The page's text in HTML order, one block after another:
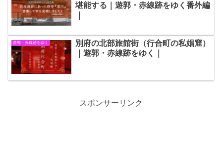
堪能する｜遊郭・赤線跡をゆく番外編
遊郭・赤線跡をゆく
別府の北部旅館街（行合町の私娼窟）
｜遊郭・赤線跡をゆく｜
スポンサーリンク